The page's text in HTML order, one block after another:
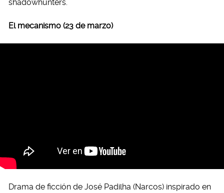
shadowhunters.
El mecanismo (23 de marzo)
Drama de ficción de José Padilha (Narcos) inspirado en